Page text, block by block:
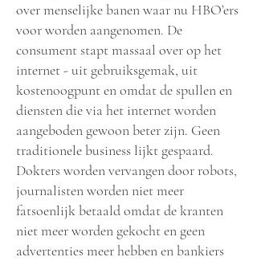
over menselijke banen waar nu HBO’ers
voor worden aangenomen. De
consument stapt massaal over op het
internet - uit gebruiksgemak, uit
kostenoogpunt en omdat de spullen en
diensten die via het internet worden
aangeboden gewoon beter zijn. Geen
traditionele business lijkt gespaard.
Dokters worden vervangen door robots,
journalisten worden niet meer
fatsoenlijk betaald omdat de kranten
niet meer worden gekocht en geen
advertenties meer hebben en bankiers